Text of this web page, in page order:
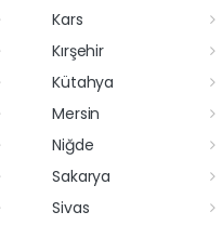
Kars
Kırşehir
Kütahya
Mersin
Niğde
Sakarya
Sivas